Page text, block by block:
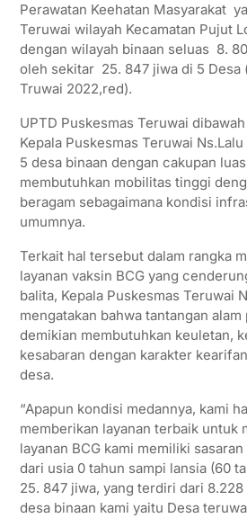
Perawatan Keehatan Masyarakat
Teruwai wilayah Kecamatan Pujut
dengan wilayah binaan seluas 8.
oleh sekitar 25. 847 jiwa di 5 Desa
Truwai 2022,red).
UPTD Puskesmas Teruwai
Kepala Puskesmas Teruwai
5 desa binaan dengan cakupan
membutuhkan mobilitas tinggi
beragam sebagaimana kondisi
umumnya.
Terkait hal tersebut dalam rangka
layanan vaksin BCG yang
balita, Kepala Puskesmas Teruwai
mengatakan bahwa tantangan alam
demikian membutuhkan keuletan,
kesabaran dengan karakter
desa.
“Apapun kondisi medannya, kami
memberikan layanan terbaik untuk
layanan BCG kami memiliki
dari usia 0 tahun sampi lansia (60
25. 847 jiwa, yang terdiri dari
desa binaan kami yaitu Desa